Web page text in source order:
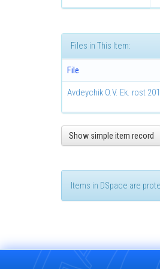
Files in This Item:
File
Avdeychik O.V. Ek. rost
Show simple item record
Items in DSpace are